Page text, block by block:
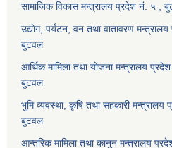
सामाजिक विकास मन्त्रालय प्रदेश नं. ५ ,
उद्याेग, पर्यटन, वन तथा वातावरण
बुटवल
आर्थिक मामिला तथा योजना मन्त्रालय
बुटवल
भुमि व्यवस्था, कृषि तथा सहकारी मन्त्रालय
बुटवल
आन्तरिक मामिला तथा कानुन मन्त्रालय